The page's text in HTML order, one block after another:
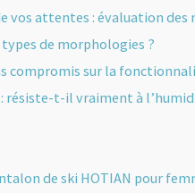
vos attentes : évaluation des
de morphologies ?
compromis sur la
t-il vraiment à
de ski HOTIAN pour